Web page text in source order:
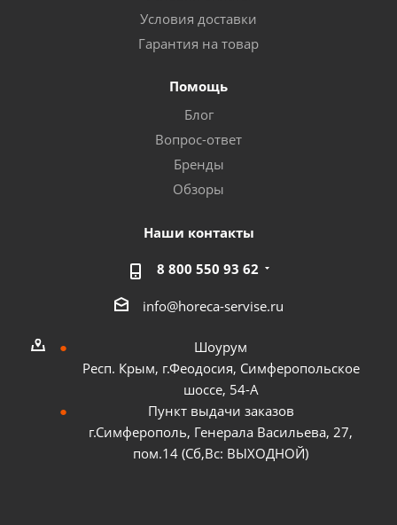
Условия доставки
Гарантия на товар
Помощь
Блог
Вопрос-ответ
Бренды
Обзоры
Наши контакты
8 800 550 93 62
info@horeca-servise.ru
Шоурум
Респ. Крым, г.Феодосия, Симферопольское
шоссе, 54-А
Пункт выдачи заказов
г.Симферополь, Генерала Васильева, 27,
пом.14 (Сб,Вс: ВЫХОДНОЙ)